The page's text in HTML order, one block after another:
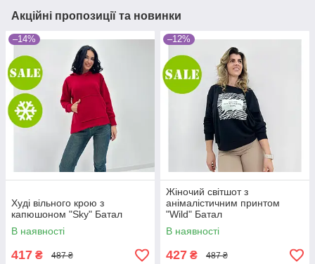
Акційні пропозиції та новинки
–14%
Худі вільного крою з
капюшоном "Sky" Батал
В наявності
417 ₴ 487 ₴
–12%
Жіночий світшот з
анімалістичним принтом
"Wild" Батал
В наявності
427 ₴ 487 ₴